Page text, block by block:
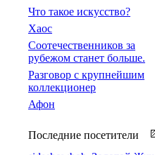
Что такое искусство?
Хаос
Соотечественников за
рубежом станет больше.
Разговор с крупнейшим
коллекционер
Афон
Последние посетители